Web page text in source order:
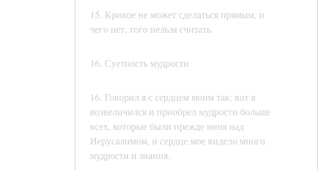
15. Кривое не может сделаться прямым, и
чего нет, того нельзя считать.
16. Суетность мудрости
16. Говорил я с сердцем моим так: вот я
возвеличился и приобрел мудрости больше
всех, которые были прежде меня над
Иерусалимом, и сердце мое видело много
мудрости и знания.